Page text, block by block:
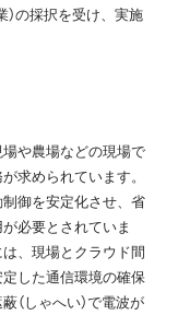
）の採択を受け、実施
や農場などの現場で
求められています。
御を安定化させ、省
必要とされていま
、現場とクラウド間
した通信環境の確保
（しゃへい）で電波が